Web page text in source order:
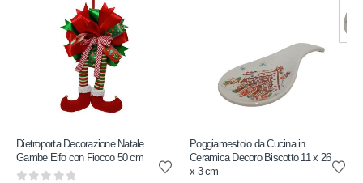
Dietroporta Decorazione Natale
Gambe Elfo con Fiocco 50 cm
Poggiamestolo da Cucina in
Ceramica Decoro Biscotto 11 x 26
x 3 cm